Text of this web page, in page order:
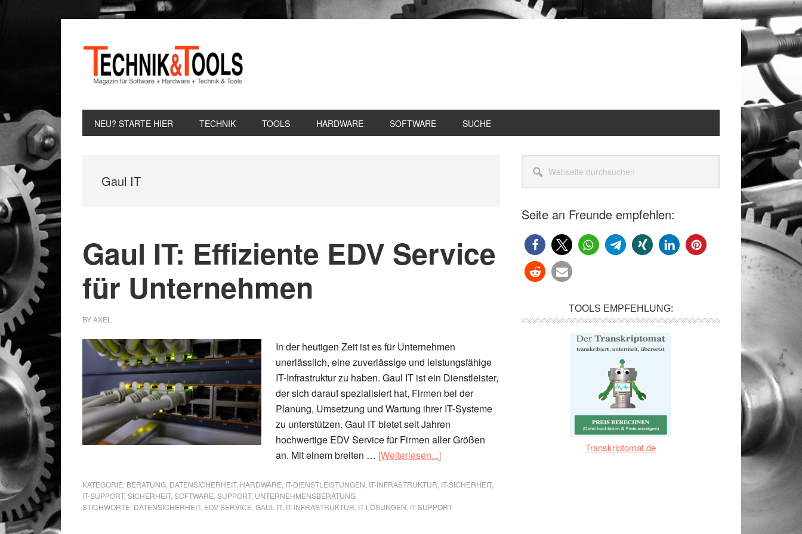
Hauptnavigation
NEU? STARTE HIER TECHNIK TOOLS HARDWARE SOFTWARE SUCHE
Gaul IT
Gaul IT: Effiziente EDV Service
für Unternehmen
BYAXEL
In der heutigen Zeit ist es für Unternehmen
unerlässlich, eine zuverlässige und leistungsfähige
IT-Infrastruktur zu haben. Gaul IT ist ein Dienstleister,
der sich darauf spezialisiert hat, Firmen bei der
Planung, Umsetzung und Wartung ihrer IT-Systeme
zu unterstützen. Gaul IT bietet seit Jahren
hochwertige EDV Service für Firmen aller Größen
an. Mit einem breiten … [Weiterlesen...]ÜberGaul
Effiziente
KATEGORIE: BERATUNG DATENSICHERHEIT, HARDWARE IT-DIENSTLEISTUNGEN IT-INFRASTRUKTUR IT-SICHERHEIT,
IT-SUPPORT, SICHERHEIT, SOFTWARE SUPPORT, UNTERNEHMENSBERATUNG
STICHWORTE: DATENSICHERHEIT, EDV SERVICE GAUL IT, IT-INFRASTRUKTUR IT-LÖSUNGEN IT-SUPPORT
Seitenspalte
durchsuchen
Seite an Freunde empfehlen:
TOOLS EMPFEHLUNG:
Transkriptomat.de